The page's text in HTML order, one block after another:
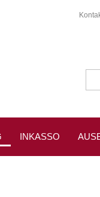
INKASSO